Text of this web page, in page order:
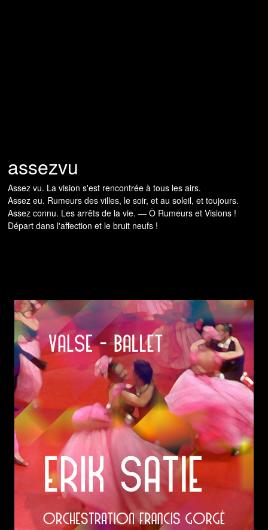
assezvu
Assez vu. La vision s'est rencontrée à tous les airs.
Assez eu. Rumeurs des villes, le soir, et au soleil, et toujours.
Assez connu. Les arrêts de la vie. — Ô Rumeurs et Visions !
Départ dans l'affection et le bruit neufs !